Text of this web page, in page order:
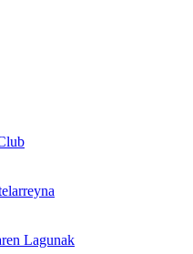
Lagunak